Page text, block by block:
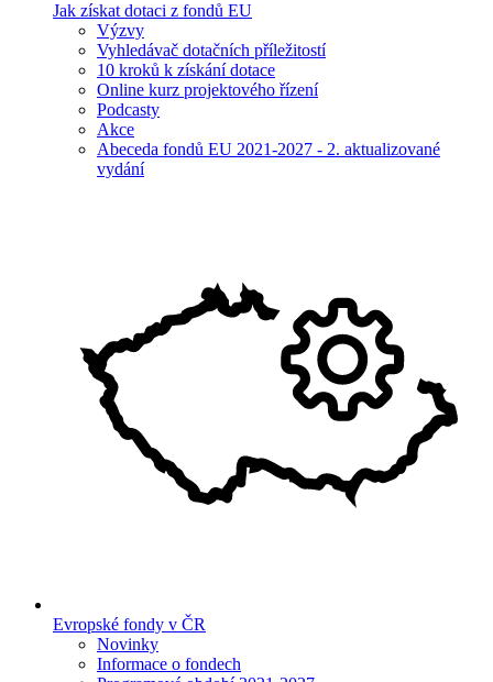
Jak získat dotaci z fondů EU
Výzvy
Vyhledávač dotačních příležitostí
10 kroků k získání dotace
Online kurz projektového řízení
Podcasty
Akce
Abeceda fondů EU 2021-2027 - 2. aktualizované
vydání
Evropské fondy v ČR
Novinky
Informace o fondech